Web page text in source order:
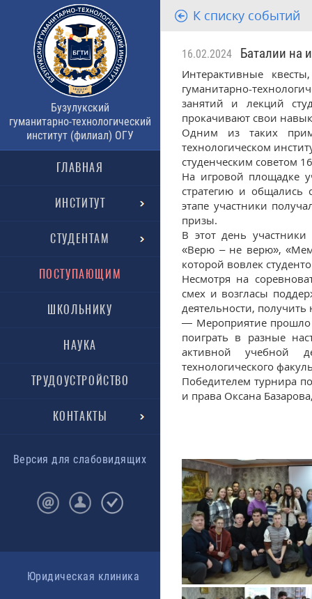
Бузулукский
гуманитарно-технологический
институт (филиал) ОГУ
ГЛАВНАЯ
ИНСТИТУТ
СТУДЕНТАМ
ПОСТУПАЮЩИМ
ШКОЛЬНИКУ
НАУКА
ТРУДОУСТРОЙСТВО
КОНТАКТЫ
Версия для слабовидящих
Юридическая клиника
К списку событий
16.02.2024 Баталии на
Интерактивные
гуманитарно-
занятий и лекций
прокачивают свои
Одним из таких
технологическом
студенческим советом
На игровой площадке
стратегию и общались
этапе участники
призы.
В этот день
«Верю – не верю»,
которой вовлек
Несмотря на
смех и возгласы
деятельности,
— Мероприятие прошло
поиграть в разные
активной учебной
технологического
Победителем турнира
и права Оксана